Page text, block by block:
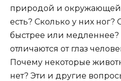
природой и окружающей
есть? Сколько у них
быстрее или медленнее?
отличаются от глаз
Почему некоторые
нет? Эти и другие